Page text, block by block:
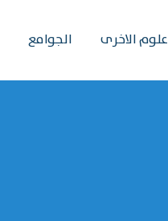
علوم الاخرى الجوامع